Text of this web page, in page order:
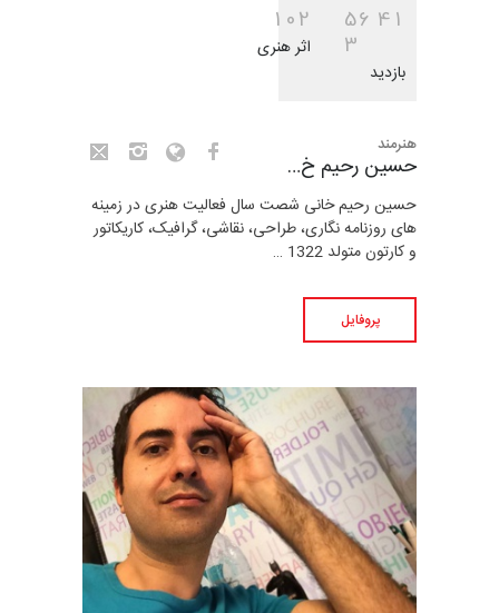
56 41
3
بازدید
1 02
اثر هنری
هنرمند
حسین رحیم خ…
حسین رحیم خانی شصت سال فعالیت هنری در زمینه
های روزنامه نگاری، طراحی، نقاشی، گرافیک، کاریکاتور
و کارتون متولد 1322 …
پروفایل